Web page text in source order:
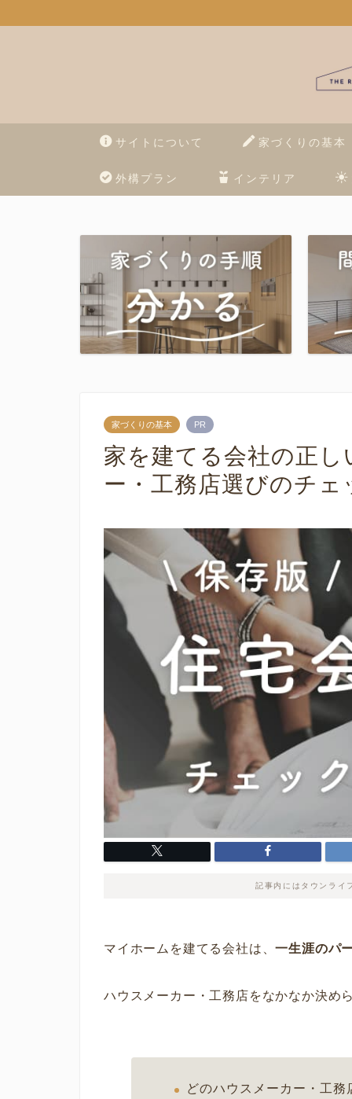
サイトについて 家づくりの基本
外構プラン インテリア
家づくりの基本 PR
家を建てる会社の正
ー・工務店選びのチ
記事内にはタウンライ
マイホームを建てる会社は、一生涯のパ
ハウスメーカー・工務店をなかなか決め
どのハウスメーカー・工